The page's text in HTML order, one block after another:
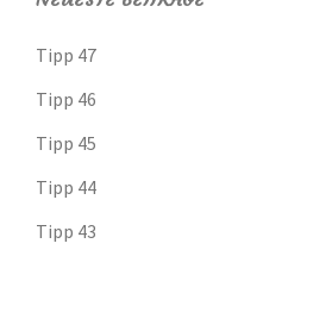
Tipp 47
Tipp 46
Tipp 45
Tipp 44
Tipp 43